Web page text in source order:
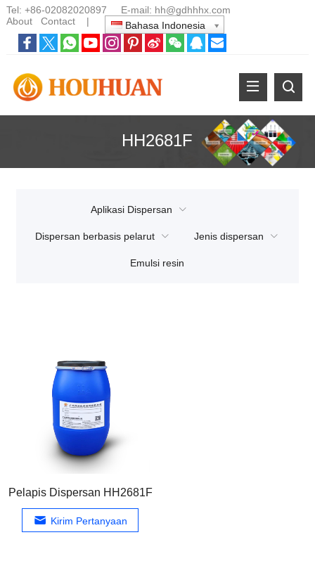
Tel: +86-02082020897 E-mail: hh@gdhhhx.com
About
Contact| Bahasa Indonesia
HH2681F
Aplikasi Dispersan
Dispersan berbasis pelarut Jenis dispersan
Emulsi resin
Pelapis Dispersan HH2681F
Kirim Pertanyaan